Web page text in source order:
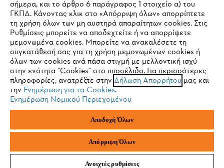
Πολιτική απορρήτου Νομικό κείμενο Cookies
Νομικές πληροφορίες
145 64 Κηφισιά, Αθήνα
IHR BROWSER WIRD NICHT
UNTERSTÜTZT
Sie nutzen einen Browser, den wir noch nicht unterstützen. Für
eine optimale Nutzung unserer Seite empfehlen wir Ihnen, zu
einem der folgenden Browser zu wechseln:
Firefox Chrome
σήμερα, και το άρθρο 6 παράγραφος 1 στοιχείο α) του
ΓΚΠΔ. Κάνοντας κλικ στο «Απόρριψη όλων» απορρίπτετε
τη χρήση όλων των μη αυστηρά απαραίτητων cookies. Στις
Ρυθμίσεις μπορείτε να αποδεχτείτε ή να απορρίψετε
μεμονωμένα cookies. Μπορείτε να ανακαλέσετε τη
συγκατάθεσή σας για τη χρήση μεμονωμένων cookies ή
όλων των cookies ανά πάσα στιγμή με μελλοντική ισχύ
στην ενότητα "Cookies" στο υποσέλιδο. Για περισσότερες
πληροφορίες, ανατρέξτε στην Δήλωση Απορρήτου μας και
την Ενημέρωση για τα Cookies.
Ενημέρωση Νομικού Περιεχομένου
Αποδοχή Όλων
Απόρριψη Όλων
Ανοιχτές ρυθμίσεις